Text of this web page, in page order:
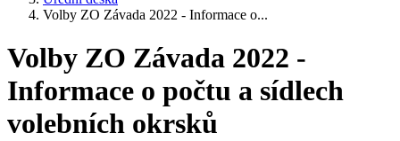
Volby ZO Závada 2022 - Informace o...
Volby ZO Závada 2022 -
Informace o počtu a sídlech
volebních okrsků